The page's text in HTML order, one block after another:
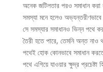
অনেক জটিলতার পরও সমাধান
সমস্যা মনে হলেও
সে সমস্যার সমাধানও ভিন্ন পথে
তৈরী হতে পারে, তেমনি অন্ত নাও
পথেই হোক কোনভাবে সমাধান
পথে এগিয়ে যাওয়ার ক্ষুদ্র প্রচেষ্টা